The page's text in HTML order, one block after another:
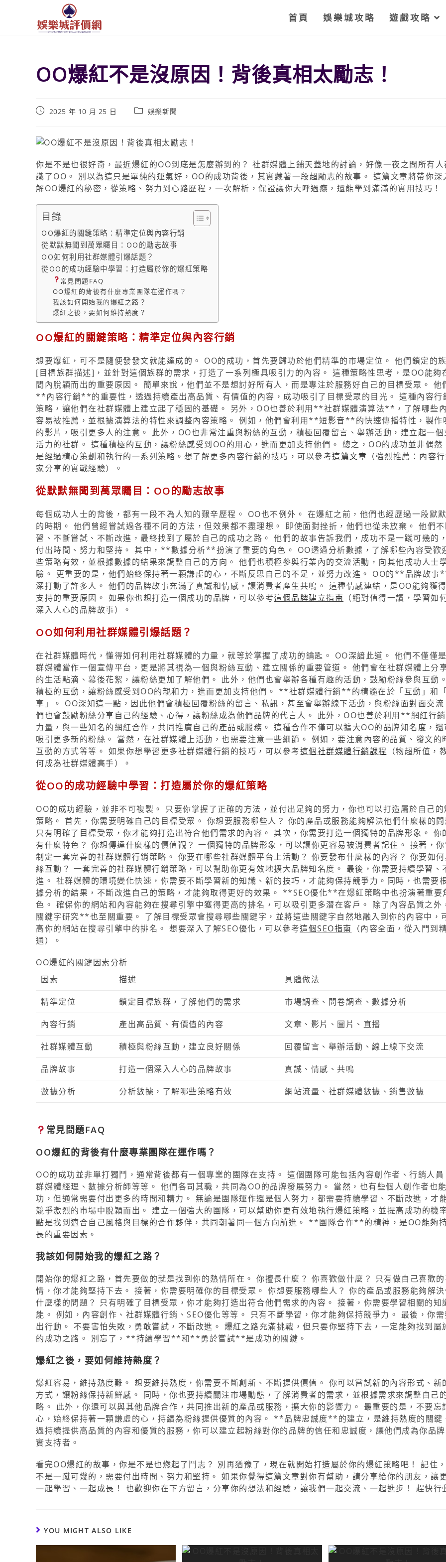
首頁 娛樂城攻略 遊戲攻略
OO爆紅不是沒原因！背後真相太勵志！
2025 年 10 月 25 日 娛樂新聞
你是不是也很好奇，最近爆紅的OO到底是怎麼辦到的？ 社群媒體上鋪天蓋地的討論，好像一夜之間所有人
識了OO。 別以為這只是單純的運氣好，OO的成功背後，其實藏著一段超勵志的故事。 這篇文章將帶你深
解OO爆紅的秘密，從策略、努力到心路歷程，一次解析，保證讓你大呼過癮，還能學到滿滿的實用技巧！
目錄
OO爆紅的關鍵策略：精準定位與內容行銷
從默默無聞到萬眾矚目：OO的勵志故事
OO如何利用社群媒體引爆話題？
從OO的成功經驗中學習：打造屬於你的爆紅策略
常見問題FAQ
OO爆紅的背後有什麼專業團隊在運作嗎？
我該如何開始我的爆紅之路？
爆紅之後，要如何維持熱度？
OO爆紅的關鍵策略：精準定位與內容行銷
想要爆紅，可不是隨便發發文就能達成的。 OO的成功，首先要歸功於他們精準的市場定位。 他們鎖定的
[目標族群描述]，並針對這個族群的需求，打造了一系列極具吸引力的內容。 這種策略性思考，是OO能夠
間內脫穎而出的重要原因。 簡單來說，他們並不是想討好所有人，而是專注於服務好自己的目標受眾。 他
**內容行銷**的重要性，透過持續產出高品質、有價值的內容，成功吸引了目標受眾的目光。 這種內容行
策略，讓他們在社群媒體上建立起了穩固的基礎。 另外，OO也善於利用**社群媒體演算法**，了解哪些
容易被推薦，並根據演算法的特性來調整內容策略。 例如，他們會利用**短影音**的快速傳播特性，製作
的影片，吸引更多人的注意。 此外，OO也非常注重與粉絲的互動，積極回覆留言、舉辦活動，建立起一個
活力的社群。 這種積極的互動，讓粉絲感受到OO的用心，進而更加支持他們。 總之，OO的成功並非偶然
是經過精心策劃和執行的一系列策略。想了解更多內容行銷的技巧，可以參考這篇文章 （強烈推薦：內容
家分享的實戰經驗）。
從默默無聞到萬眾矚目：OO的勵志故事
每個成功人士的背後，都有一段不為人知的艱辛歷程。 OO也不例外。 在爆紅之前，他們也經歷過一段默
的時期。 他們曾經嘗試過各種不同的方法，但效果都不盡理想。 即使面對挫折，他們也從未放棄。 他們
習、不斷嘗試、不斷改進，最終找到了屬於自己的成功之路。 他們的故事告訴我們，成功不是一蹴可幾的
付出時間、努力和堅持。 其中，**數據分析**扮演了重要的角色。 OO透過分析數據，了解哪些內容受歡
些策略有效，並根據數據的結果來調整自己的方向。 他們也積極參與行業內的交流活動，向其他成功人士
驗。 更重要的是，他們始終保持著一顆謙虛的心，不斷反思自己的不足，並努力改進。 OO的**品牌故事
深打動了許多人。 他們的品牌故事充滿了真誠和情感，讓消費者產生共鳴。 這種情感連結，是OO能夠獲
支持的重要原因。 如果你也想打造一個成功的品牌，可以參考這個品牌建立指南 （絕對值得一讀，學習如
深入人心的品牌故事）。
OO如何利用社群媒體引爆話題？
在社群媒體時代，懂得如何利用社群媒體的力量，就等於掌握了成功的鑰匙。 OO深諳此道。 他們不僅僅
群媒體當作一個宣傳平台，更是將其視為一個與粉絲互動、建立關係的重要管道。 他們會在社群媒體上分
的生活點滴、幕後花絮，讓粉絲更加了解他們。 此外，他們也會舉辦各種有趣的活動，鼓勵粉絲參與互動
積極的互動，讓粉絲感受到OO的親和力，進而更加支持他們。 **社群媒體行銷**的精髓在於「互動」和
享」。 OO深知這一點，因此他們會積極回覆粉絲的留言、私訊，甚至會舉辦線下活動，與粉絲面對面交流
們也會鼓勵粉絲分享自己的經驗、心得，讓粉絲成為他們品牌的代言人。 此外，OO也善於利用**網紅行
力量，與一些知名的網紅合作，共同推廣自己的產品或服務。 這種合作不僅可以擴大OO的品牌知名度，還
吸引更多新的粉絲。 當然，在社群媒體上活動，也需要注意一些細節。 例如，要注意內容的品質、發文的
互動的方式等等。 如果你想學習更多社群媒體行銷的技巧，可以參考這個社群媒體行銷課程
（物超所值，
何成為社群媒體高手）。
從OO的成功經驗中學習：打造屬於你的爆紅策略
OO的成功經驗，並非不可複製。 只要你掌握了正確的方法，並付出足夠的努力，你也可以打造屬於自己的
策略。 首先，你需要明確自己的目標受眾。 你想要服務哪些人？ 你的產品或服務能夠解決他們什麼樣的問
只有明確了目標受眾，你才能夠打造出符合他們需求的內容。 其次，你需要打造一個獨特的品牌形象。 你
有什麼特色？ 你想傳達什麼樣的價值觀？ 一個獨特的品牌形象，可以讓你更容易被消費者記住。 接著，
制定一套完善的社群媒體行銷策略。 你要在哪些社群媒體平台上活動？ 你要發布什麼樣的內容？ 你要如
絲互動？ 一套完善的社群媒體行銷策略，可以幫助你更有效地擴大品牌知名度。 最後，你需要持續學習、
進。 社群媒體的環境變化快速，你需要不斷學習新的知識、新的技巧，才能夠保持競爭力。同時，也需要
據分析的結果，不斷改進自己的策略，才能夠取得更好的效果。 **SEO優化**在爆紅策略中也扮演著重要
色。 確保你的網站和內容能夠在搜尋引擎中獲得更高的排名，可以吸引更多潛在客戶。 除了內容品質之
關鍵字研究**也至關重要。 了解目標受眾會搜尋哪些關鍵字，並將這些關鍵字自然地融入到你的內容中，
高你的網站在搜尋引擎中的排名。 想要深入了解SEO優化，可以參考這個SEO指南
（內容全面，從入門到
通）。
OO爆紅的關鍵因素分析
因素
描述 具體做法
精準定位 鎖定目標族群，了解他們的需求 市場調查、問卷調查、數據分析
內容行銷 產出高品質、有價值的內容 文章、影片、圖片、直播
社群媒體互動 積極與粉絲互動，建立良好關係 回覆留言、舉辦活動、線上線下交流
品牌故事 打造一個深入人心的品牌故事 真誠、情感、共鳴
數據分析 分析數據，了解哪些策略有效 網站流量、社群媒體數據、銷售數據
常見問題FAQ
OO爆紅的背後有什麼專業團隊在運作嗎？
OO的成功並非單打獨鬥，通常背後都有一個專業的團隊在支持。 這個團隊可能包括內容創作者、行銷人員
群媒體經理、數據分析師等等。 他們各司其職，共同為OO的品牌發展努力。 當然，也有些個人創作者也
功，但通常需要付出更多的時間和精力。 無論是團隊運作還是個人努力，都需要持續學習、不斷改進，才
競爭激烈的市場中脫穎而出。 建立一個強大的團隊，可以幫助你更有效地執行爆紅策略，並提高成功的機
點是找到適合自己風格與目標的合作夥伴，共同朝著同一個方向前進。 **團隊合作**的精神，是OO能夠
長的重要因素。
我該如何開始我的爆紅之路？
開始你的爆紅之路，首先要做的就是找到你的熱情所在。 你擅長什麼？ 你喜歡做什麼？ 只有做自己喜歡
情，你才能夠堅持下去。 接著，你需要明確你的目標受眾。 你想要服務哪些人？ 你的產品或服務能夠解決
什麼樣的問題？ 只有明確了目標受眾，你才能夠打造出符合他們需求的內容。 接著，你需要學習相關的知
能。 例如，內容創作、社群媒體行銷、SEO優化等等。 只有不斷學習，你才能夠保持競爭力。 最後，你
出行動。 不要害怕失敗，勇敢嘗試，不斷改進。 爆紅之路充滿挑戰，但只要你堅持下去，一定能夠找到屬
的成功之路。 別忘了，**持續學習**和**勇於嘗試**是成功的關鍵。
爆紅之後，要如何維持熱度？
爆紅容易，維持熱度難。 想要維持熱度，你需要不斷創新、不斷提供價值。 你可以嘗試新的內容形式、新
方式，讓粉絲保持新鮮感。 同時，你也要持續關注市場動態，了解消費者的需求，並根據需求來調整自己
略。 此外，你還可以與其他品牌合作，共同推出新的產品或服務，擴大你的影響力。 最重要的是，不要忘
心，始終保持著一顆謙虛的心，持續為粉絲提供優質的內容。 **品牌忠誠度**的建立，是維持熱度的關鍵
過持續提供高品質的內容和優質的服務，你可以建立起粉絲對你的品牌的信任和忠誠度，讓他們成為你品
實支持者。
看完OO爆紅的故事，你是不是也燃起了鬥志？ 別再猶豫了，現在就開始打造屬於你的爆紅策略吧！ 記住
不是一蹴可幾的，需要付出時間、努力和堅持。 如果你覺得這篇文章對你有幫助，請分享給你的朋友，讓
一起學習、一起成長！ 也歡迎你在下方留言，分享你的想法和經驗，讓我們一起交流、一起進步！ 趕快行
YOU MIGHT ALSO LIKE